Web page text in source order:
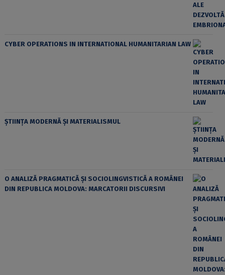
CYBER OPERATIONS IN INTERNATIONAL HUMANITARIAN LAW
ȘTIINȚA MODERNĂ ȘI MATERIALISMUL
O ANALIZĂ PRAGMATICĂ ȘI SOCIOLINGVISTICĂ A ROMÂNEI
DIN REPUBLICA MOLDOVA: MARCATORII DISCURSIVI